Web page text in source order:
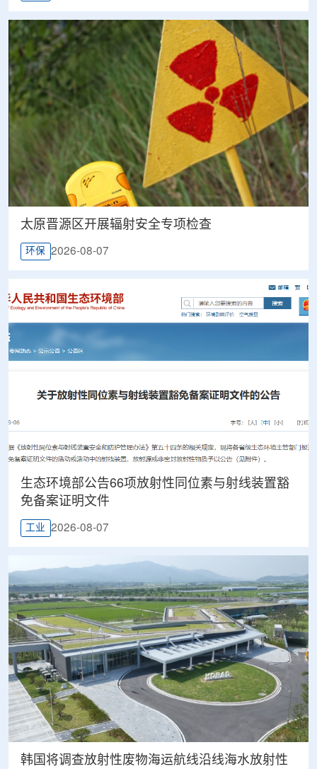
太原晋源区开展辐射安全专项检查
环保 2026-08-07
生态环境部公告66项放射性同位素与射线装置豁
免备案证明文件
工业 2026-08-07
韩国将调查放射性废物海运航线沿线海水放射性